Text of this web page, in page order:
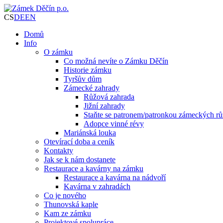
CSDEEN
Domů
Info
O zámku
Co možná nevíte o Zámku Děčín
Historie zámku
Tyršův dům
Zámecké zahrady
Růžová zahrada
Jižní zahrady
Staňte se patronem/patronkou zámeckých
Adopce vinné révy
Mariánská louka
Otevírací doba a ceník
Kontakty
Jak se k nám dostanete
Restaurace a kavárny na zámku
Restaurace a kavárna na nádvoří
Kavárna v zahradách
Co je nového
Thunovská kaple
Kam ze zámku